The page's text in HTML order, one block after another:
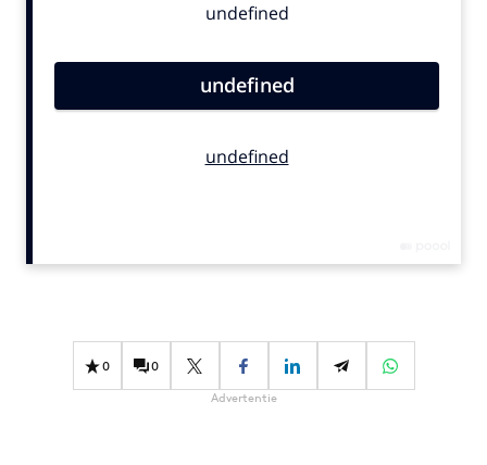
Contentmarketing
Effectiviteit
Gedragsverandering
0 0
Advertentie